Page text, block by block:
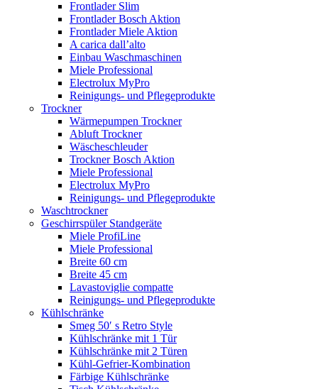
Frontlader Slim
Frontlader Bosch Aktion
Frontlader Miele Aktion
A carica dall’alto
Einbau Waschmaschinen
Miele Professional
Electrolux MyPro
Reinigungs- und Pflegeprodukte
Trockner
Wärmepumpen Trockner
Abluft Trockner
Wäscheschleuder
Trockner Bosch Aktion
Miele Professional
Electrolux MyPro
Reinigungs- und Pflegeprodukte
Waschtrockner
Geschirrspüler Standgeräte
Miele ProfiLine
Miele Professional
Breite 60 cm
Breite 45 cm
Lavastoviglie compatte
Reinigungs- und Pflegeprodukte
Kühlschränke
Smeg 50′ s Retro Style
Kühlschränke mit 1 Tür
Kühlschränke mit 2 Türen
Kühl-Gefrier-Kombination
Färbige Kühlschränke